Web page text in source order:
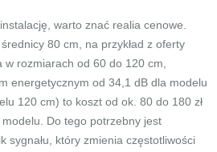
warto znać realia cenowe.
80 cm, na przykład z oferty
rozmiarach od 60 do 120 cm,
energetycznym od 34,1 dB dla modelu
120 cm) to koszt od ok. 80 do 180 zł
Do tego potrzebny jest
sygnału, który zmienia częstotliwości